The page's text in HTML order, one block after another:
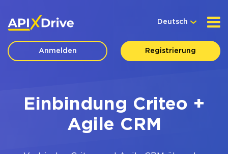
Deutsch
Anmelden Registrierung
Einbindung Criteo +
Agile CRM